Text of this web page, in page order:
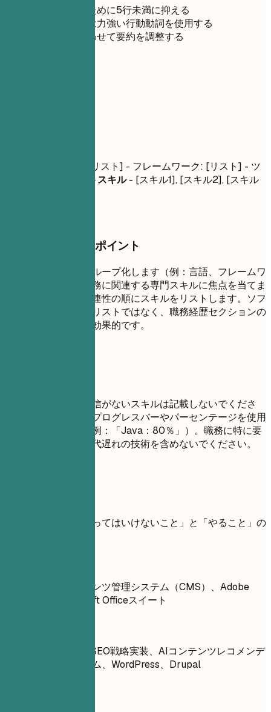
読みやすさのために5行未満に抑える
文の始まりには力強い行動動詞を使用する
求人情報に合わせて要約を調整する
- 言語: [リスト] - フレームワーク: [リスト] - ツ
ソフトスキル- [スキル1], [スキル2], [スキル
押さえておきたいポイント
スキルを論理的にグループ化します（例：言語、フレームワ
ーク、ツール）。職務に関連する専門スキルに焦点を当てま
す。習熟度または関連性の順にスキルをリストします。ソフ
トスキルは、単なるリストではなく、職務経歴セクションの
箇条書きで示す方が効果的です。
面接で話すことに自信がないスキルは記載しないでくださ
い。スキルの評価にプログレスバーやパーセンテージを使用
しないでください（例：「Java：80％」）。職務に特に要
求されない限り、時代遅れの技術を含めないでください。
スキルに関する「やってはいけないこと」と「やること」の
SEO最適化、コンテンツ管理システム（CMS）、Adobe
Analytics、Microsoft Officeスイート
Google Analytics、SEO戦略実装、AIコンテンツレコメンデ
ーションアルゴリズム、WordPress、Drupal